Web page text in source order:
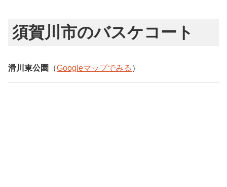
須賀川市のバスケコート
滑川東公園 （Googleマップでみる ）